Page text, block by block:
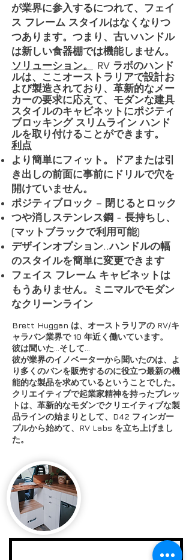
が業界に参入するにつれて、フェイ
ス フレーム スタイルはなくなりつ
つあります。つまり、古いハンドル
は新しい食器棚では機能しません。
ソリューション。
RV ラボのハンド
ルは、ここオーストラリアで設計お
よび製造されており、革新的なメー
カーの要求に応えて、モダンな建具
スタイルのキャビネットにポジティ
ブロッキング スリムライン ハンド
ルを取り付けることができます。
利点
より簡単にフィット。ドアまたは引
き出しの前面に事前にドリルで穴を
開けていません。
ポジティブロック – 閉じるとロック
つや消しステンレス鋼 - 長持ちし、
(マットブラックで利用可能)
デザインオプション..ハンドルの幅
のスタイルを簡単に変更できます
フェイス フレーム キャビネットは
もうありません。ミニマルでモダン
なクリーンライン
Brett Huggan は、オーストラリアの RV/キ
ャラバン業界で 10 年近く働いています。
彼は聞いた...そして...
彼が業界のイノベーターから聞いたのは、よ
り多くのバンを販売するのに役立つ最新の機
能的な製品を求めているということでした。
クリエイティブで起業家精神を持ったブレッ
トは、革新的なモダンでクリエイティブな製
品ラインの始まりとして、D42 フィンガー
プルから始めて、RV Labs を立ち上げまし
た。